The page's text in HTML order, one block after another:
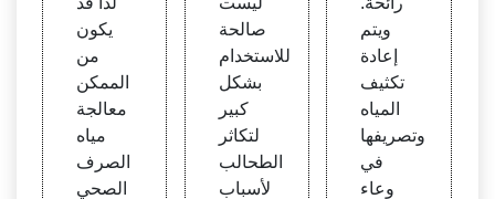
يكون
من
الممكن
معالجة
مياه
الصرف
الصحي
صالحة
للاستخدام
بشكل
كبير
لتكاثر
الطحالب
لأسباب
ويتم
إعادة
تكثيف
المياه
وتصريفها
في
وعاء